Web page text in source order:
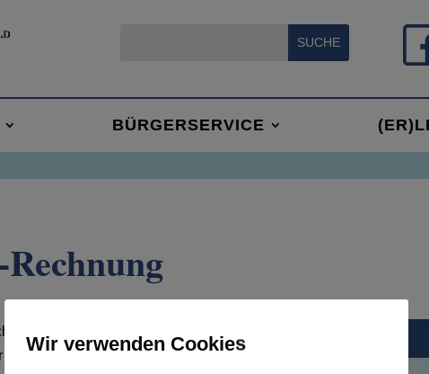
BÜRGERSERVICE
Adresse. Sie ist ein eindeutiges Kriterium für die
Rechnung an uns und unsere Mitgliedsgemeinden.
Wir verwenden Cookies